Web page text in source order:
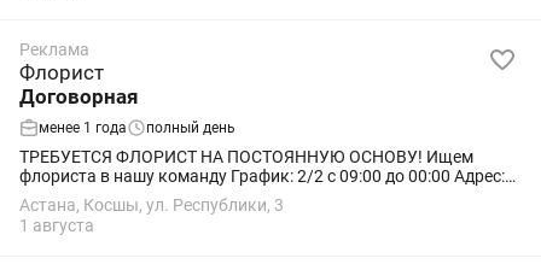
Реклама
Флорист
Договорная
менее 1 года полный день
ТРЕБУЕТСЯ ФЛОРИСТ НА ПОСТОЯННУЮ ОСНОВУ! Ищем
флориста в нашу команду График: 2/2 с 09:00 до 00:00 Адрес:
Республики 3/3 Если вы любите цветы и умеете создавать
красивые букеты — будем рады...
Астана, Косшы, ул. Республики, 3
1 августа